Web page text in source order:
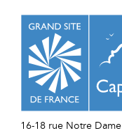
16-18 rue Notre Dame